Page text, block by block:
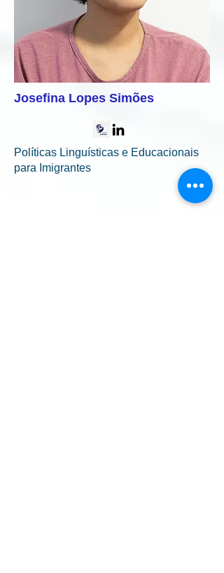
Josefina Lopes Simões
Políticas Linguísticas e Educacionais
para Imigrantes